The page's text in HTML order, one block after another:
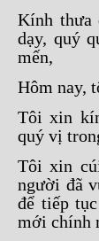
Kính thưa
dạy, quý
mến,
Hôm nay,
Tôi xin
quý vị
Tôi xin
người đã
để tiếp
mới chính